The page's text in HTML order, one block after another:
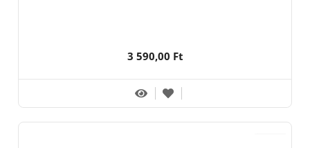
3 590,00 Ft